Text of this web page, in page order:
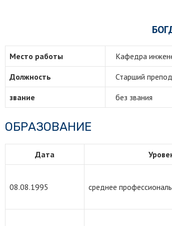
Место работы Кафедра
Должность Старший
звание без звания
ОБРАЗОВАНИЕ
Дата
08.08.1995 среднее